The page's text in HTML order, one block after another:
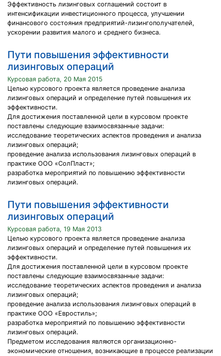
Эффективность лизинговых соглашений состоит в
интенсификации инвестиционного процесса, улучшении
финансового состояния предприятий-лизингополучателей,
ускорении развития малого и среднего бизнеса.
Пути повышения эффективности
лизинговых операций
Курсовая работа, 20 Мая 2015
Целью курсового проекта является проведение анализа
лизинговых операций и определение путей повышения их
эффективности.
Для достижения поставленной цели в курсовом проекте
поставлены следующие взаимосвязанные задачи:
исследование теоретических аспектов проведения и анализа
лизинговых операций;
проведение анализа использования лизинговых операций в
практике ООО «СолПласт»;
разработка мероприятий по повышению эффективности
лизинговых операций.
Пути повышения эффективности
лизинговых операций
Курсовая работа, 19 Мая 2013
Целью курсового проекта является проведение анализа
лизинговых операций и определение путей повышения их
эффективности.
Для достижения поставленной цели в курсовом проекте
поставлены следующие взаимосвязанные задачи:
исследование теоретических аспектов проведения и анализа
лизинговых операций;
проведение анализа использования лизинговых операций в
практике ООО «Евростиль»;
разработка мероприятий по повышению эффективности
лизинговых операций.
Предметом исследования являются организационно-
экономические отношения, возникающие в процессе реализации